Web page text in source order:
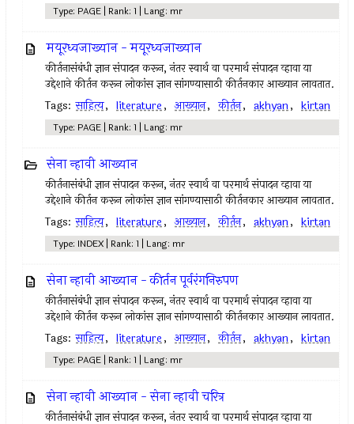
Type: PAGE | Rank: 1 | Lang: mr
मयूरध्वजाख्यान - मयूरध्वजाख्यान
कीर्तनासंबंधी ज्ञान संपादन करून, नंतर स्वार्थ वा परमार्थ संपादन व्हावा या
उद्देशाने कीर्तन करून लोकांस ज्ञान सांगण्यासाठी कीर्तनकार आख्यान लावतात.
Tags: साहित्य, literature, आख्यान, कीर्तन, akhyan, kirtan
Type: PAGE | Rank: 1 | Lang: mr
सेना न्हावी आख्यान
कीर्तनासंबंधी ज्ञान संपादन करून, नंतर स्वार्थ वा परमार्थ संपादन व्हावा या
उद्देशाने कीर्तन करून लोकांस ज्ञान सांगण्यासाठी कीर्तनकार आख्यान लावतात.
Tags: साहित्य, literature, आख्यान, कीर्तन, akhyan, kirtan
Type: INDEX | Rank: 1 | Lang: mr
सेना न्हावी आख्यान - कीर्तन पूर्वरंगनिरुपण
कीर्तनासंबंधी ज्ञान संपादन करून, नंतर स्वार्थ वा परमार्थ संपादन व्हावा या
उद्देशाने कीर्तन करून लोकांस ज्ञान सांगण्यासाठी कीर्तनकार आख्यान लावतात.
Tags: साहित्य, literature, आख्यान, कीर्तन, akhyan, kirtan
Type: PAGE | Rank: 1 | Lang: mr
सेना न्हावी आख्यान - सेना न्हावी चरित्र
कीर्तनासंबंधी ज्ञान संपादन करून, नंतर स्वार्थ वा परमार्थ संपादन व्हावा या